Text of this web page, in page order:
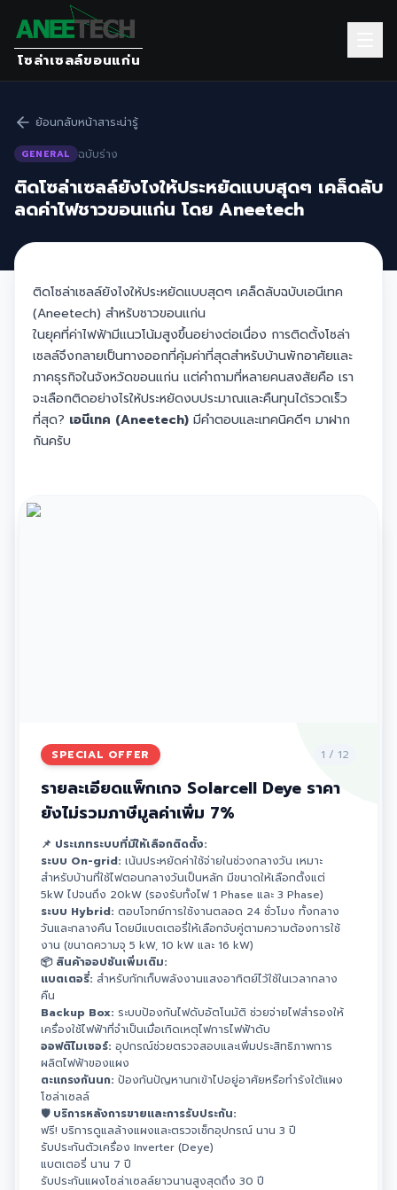
โซล่าเซลล์ขอนแก่น
ย้อนกลับหน้าสาระน่ารู้
GENERAL ฉบับร่าง
ติดโซล่าเซลล์ยังไงให้ประหยัดแบบสุดๆ เคล็ดลับ
ลดค่าไฟชาวขอนแก่น โดย Aneetech
ติดโซล่าเซลล์ยังไงให้ประหยัดแบบสุดๆ เคล็ดลับฉบับเอนีเทค
(Aneetech) สำหรับชาวขอนแก่น
ในยุคที่ค่าไฟฟ้ามีแนวโน้มสูงขึ้นอย่างต่อเนื่อง การติดตั้งโซล่า
เซลล์จึงกลายเป็นทางออกที่คุ้มค่าที่สุดสำหรับบ้านพักอาศัยและ
ภาคธุรกิจในจังหวัดขอนแก่น แต่คำถามที่หลายคนสงสัยคือ เรา
จะเลือกติดอย่างไรให้ประหยัดงบประมาณและคืนทุนได้รวดเร็ว
ที่สุด? เอนีเทค (Aneetech) มีคำตอบและเทคนิคดีๆ มาฝาก
กันครับ
SPECIAL OFFER 1 / 12
รายละเอียดแพ็กเกจ Solarcell Deye ราคา
ยังไม่รวมภาษีมูลค่าเพิ่ม 7%
📌 ประเภทระบบที่มีให้เลือกติดตั้ง:
ระบบ On-grid: เน้นประหยัดค่าใช้จ่ายในช่วงกลางวัน เหมาะ
สำหรับบ้านที่ใช้ไฟตอนกลางวันเป็นหลัก มีขนาดให้เลือกตั้งแต่
5kW ไปจนถึง 20kW (รองรับทั้งไฟ 1 Phase และ 3 Phase)
ระบบ Hybrid: ตอบโจทย์การใช้งานตลอด 24 ชั่วโมง ทั้งกลาง
วันและกลางคืน โดยมีแบตเตอรี่ให้เลือกจับคู่ตามความต้องการใช้
งาน (ขนาดความจุ 5 kW, 10 kW และ 16 kW)
📦 สินค้าออปชันเพิ่มเติม:
แบตเตอรี่: สำหรับกักเก็บพลังงานแสงอาทิตย์ไว้ใช้ในเวลากลาง
คืน
Backup Box: ระบบป้องกันไฟดับอัตโนมัติ ช่วยจ่ายไฟสำรองให้
เครื่องใช้ไฟฟ้าที่จำเป็นเมื่อเกิดเหตุไฟการไฟฟ้าดับ
ออฟติไมเซอร์: อุปกรณ์ช่วยตรวจสอบและเพิ่มประสิทธิภาพการ
ผลิตไฟฟ้าของแผง
ตะแกรงกันนก: ป้องกันปัญหานกเข้าไปอยู่อาศัยหรือทำรังใต้แผง
โซล่าเซลล์
🛡 บริการหลังการขายและการรับประกัน:
ฟรี! บริการดูแลล้างแผงและตรวจเช็กอุปกรณ์ นาน 3 ปี
รับประกันตัวเครื่อง Inverter (Deye)
แบตเตอรี่ นาน 7 ปี
รับประกันแผงโซล่าเซลล์ยาวนานสูงสุดถึง 30 ปี